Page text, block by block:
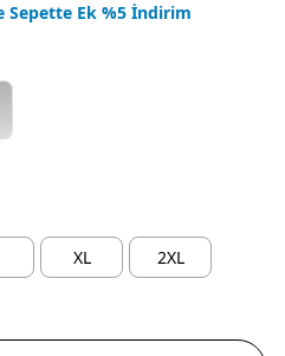
Sepette Ek %5 İndirim
XL 2XL